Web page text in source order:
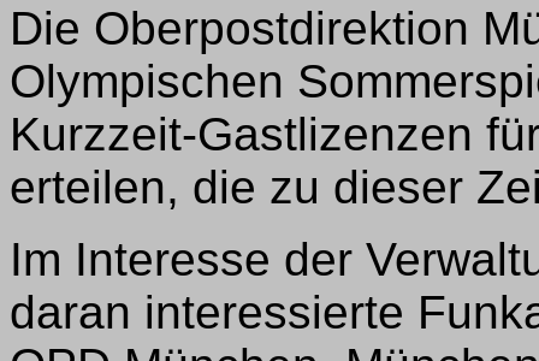
Die Oberpostdirektion
Olympischen
Kurzzeit-Gastlizenzen
erteilen, die zu dieser
Im Interesse der
daran interessierte